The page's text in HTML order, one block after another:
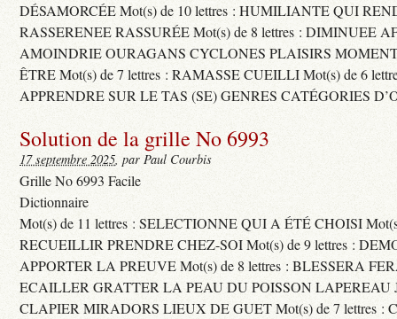
DÉSAMORCÉE Mot(s) de 10 lettres : HUMILIANTE QUI
RASSERENEE RASSURÉE Mot(s) de 8 lettres : DIMINUEE
AMOINDRIE OURAGANS CYCLONES PLAISIRS
ÊTRE Mot(s) de 7 lettres : RAMASSE CUEILLI Mot(s) de 6
APPRENDRE SUR LE TAS (SE) GENRES CATÉGORIES
Solution de la grille No 6993
17 septembre 2025, par Paul Courbis
Grille No 6993 Facile
Dictionnaire
Mot(s) de 11 lettres : SELECTIONNE QUI A ÉTÉ CHOISI
RECUEILLIR PRENDRE CHEZ-SOI Mot(s) de 9 lettres :
APPORTER LA PREUVE Mot(s) de 8 lettres : BLESSERA
ECAILLER GRATTER LA PEAU DU POISSON LAPEREAU
CLAPIER MIRADORS LIEUX DE GUET Mot(s) de 7 lettres :